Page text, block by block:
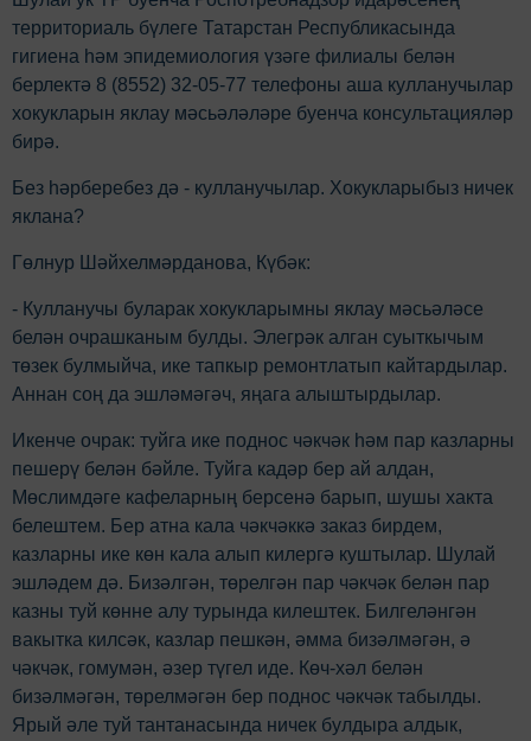
территориаль бүлеге Татарстан Республикасында
гигиена һәм эпидемиология үзәге филиалы белән
берлектә 8 (8552) 32-05-77 телефоны аша кулланучылар
хокукларын яклау мәсьәләләре буенча консультацияләр
бирә.
Без һәрберебез дә - кулланучылар. Хокукларыбыз ничек
яклана?
Гөлнур Шәйхелмәрданова, Күбәк:
- Кулланучы буларак хокукларымны яклау мәсьәләсе
белән очрашканым булды. Элегрәк алган суыткычым
төзек булмыйча, ике тапкыр ремонтлатып кайтардылар.
Аннан соң да эшләмәгәч, яңага алыштырдылар.
Икенче очрак: туйга ике поднос чәкчәк һәм пар казларны
пешерү белән бәйле. Туйга кадәр бер ай алдан,
Мөслимдәге кафеларның берсенә барып, шушы хакта
белештем. Бер атна кала чәкчәккә заказ бирдем,
казларны ике көн кала алып килергә куштылар. Шулай
эшләдем дә. Бизәлгән, төрелгән пар чәкчәк белән пар
казны туй көнне алу турында килештек. Билгеләнгән
вакытка килсәк, казлар пешкән, әмма бизәлмәгән, ә
чәкчәк, гомумән, әзер түгел иде. Көч-хәл белән
бизәлмәгән, төрелмәгән бер поднос чәкчәк табылды.
Ярый әле туй тантанасында ничек булдыра алдык,